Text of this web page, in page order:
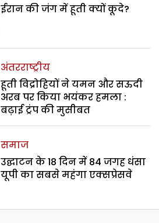
ईरान की जंग में हूती क्यों कूदे?
अंतरराष्ट्रीय
हूती विद्रोहियों ने यमन और सऊदी
अरब पर किया भयंकर हमला :
बढ़ाई ट्रंप की मुसीबत
समाज
उद्घाटन के 18 दिन में 84 जगह धंसा
यूपी का सबसे महंगा एक्सप्रेसवे